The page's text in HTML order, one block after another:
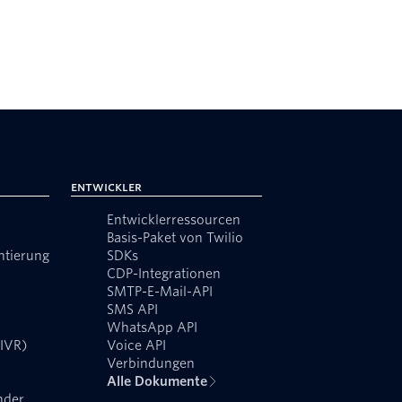
Entwickler
Entwicklerressourcen
Basis-Paket von Twilio
SDKs
CDP-Integrationen
SMTP-E-Mail-API
SMS API
WhatsApp API
Voice API
Verbindungen
Alle Dokumente